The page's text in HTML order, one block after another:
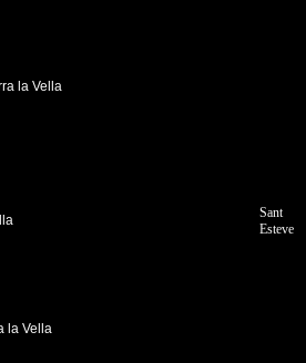
Sant
Esteve